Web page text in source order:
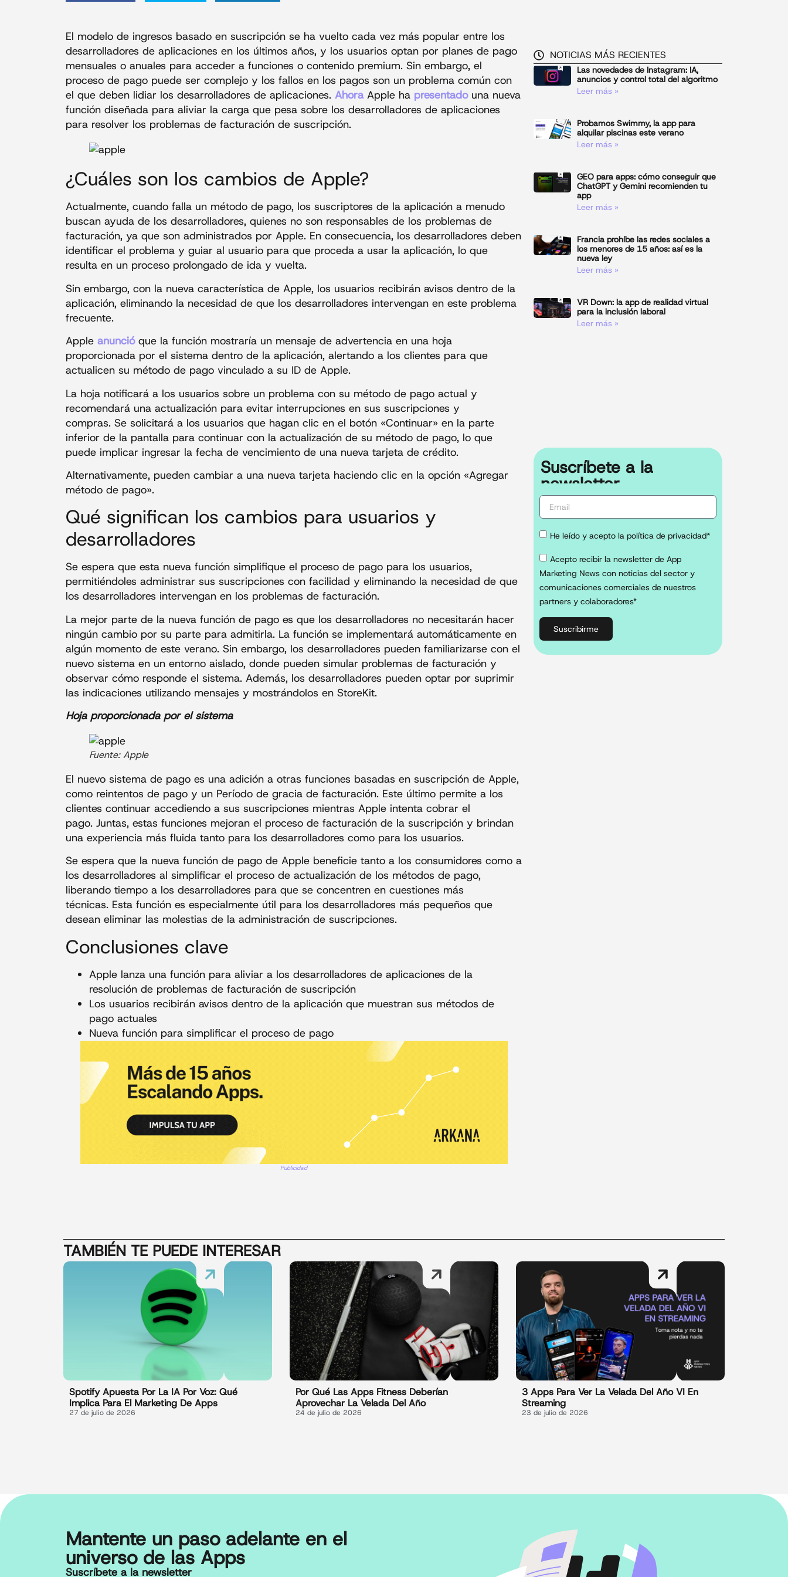
El modelo de ingresos basado en suscripción se ha vuelto cada vez más popular entre los
desarrolladores de aplicaciones en los últimos años, y los usuarios optan por planes de pago
mensuales o anuales para acceder a funciones o contenido premium. Sin embargo, el
proceso de pago puede ser complejo y los fallos en los pagos son un problema común con
el que deben lidiar los desarrolladores de aplicaciones. Ahora Apple ha presentadouna nueva
función diseñada para aliviar la carga que pesa sobre los desarrolladores de aplicaciones
para resolver los problemas de facturación de suscripción.
¿Cuáles son los cambios de Apple?
Actualmente, cuando falla un método de pago, los suscriptores de la aplicación a menudo
buscan ayuda de los desarrolladores, quienes no son responsables de los problemas de
facturación, ya que son administrados por Apple. En consecuencia, los desarrolladores deben
identificar el problema y guiar al usuario para que proceda a usar la aplicación, lo que
resulta en un proceso prolongado de ida y vuelta.
Sin embargo, con la nueva característica de Apple, los usuarios recibirán avisos dentro de la
aplicación, eliminando la necesidad de que los desarrolladores intervengan en este problema
frecuente.
Apple anuncióque la función mostraría un mensaje de advertencia en una hoja
proporcionada por el sistema dentro de la aplicación, alertando a los clientes para que
actualicen su método de pago vinculado a su ID de Apple.
La hoja notificará a los usuarios sobre un problema con su método de pago actual y
recomendará una actualización para evitar interrupciones en sus suscripciones y
compras. Se solicitará a los usuarios que hagan clic en el botón «Continuar» en la parte
inferior de la pantalla para continuar con la actualización de su método de pago, lo que
puede implicar ingresar la fecha de vencimiento de una nueva tarjeta de crédito.
Alternativamente, pueden cambiar a una nueva tarjeta haciendo clic en la opción «Agregar
método de pago».
Qué significan los cambios para usuarios y
desarrolladores
Se espera que esta nueva función simplifique el proceso de pago para los usuarios,
permitiéndoles administrar sus suscripciones con facilidad y eliminando la necesidad de que
los desarrolladores intervengan en los problemas de facturación.
La mejor parte de la nueva función de pago es que los desarrolladores no necesitarán hacer
ningún cambio por su parte para admitirla. La función se implementará automáticamente en
algún momento de este verano. Sin embargo, los desarrolladores pueden familiarizarse con el
nuevo sistema en un entorno aislado, donde pueden simular problemas de facturación y
observar cómo responde el sistema. Además, los desarrolladores pueden optar por suprimir
las indicaciones utilizando mensajes y mostrándolos en StoreKit.
Hoja proporcionada por el sistema
Fuente: Apple
El nuevo sistema de pago es una adición a otras funciones basadas en suscripción de Apple,
como reintentos de pago y un Período de gracia de facturación. Este último permite a los
clientes continuar accediendo a sus suscripciones mientras Apple intenta cobrar el
pago. Juntas, estas funciones mejoran el proceso de facturación de la suscripción y brindan
una experiencia más fluida tanto para los desarrolladores como para los usuarios.
Se espera que la nueva función de pago de Apple beneficie tanto a los consumidores como a
los desarrolladores al simplificar el proceso de actualización de los métodos de pago,
liberando tiempo a los desarrolladores para que se concentren en cuestiones más
técnicas. Esta función es especialmente útil para los desarrolladores más pequeños que
desean eliminar las molestias de la administración de suscripciones.
Conclusiones clave
Apple lanza una función para aliviar a los desarrolladores de aplicaciones de la
resolución de problemas de facturación de suscripción
Los usuarios recibirán avisos dentro de la aplicación que muestran sus métodos de
pago actuales
Nueva función para simplificar el proceso de pago
Publicidad
NOTICIAS MÁS RECIENTES
Las novedades de Instagram: IA,
anuncios y control total del algoritmo
Leer más »
Probamos Swimmy, la app para
alquilar piscinas este verano
Leer más »
GEO para apps: cómo conseguir que
ChatGPT y Gemini recomienden tu
app
Leer más »
Francia prohíbe las redes sociales a
los menores de 15 años: así es la
nueva ley
Leer más »
VR Down: la app de realidad virtual
para la inclusión laboral
Leer más »
Suscríbete a la
newsletter
He leído y acepto la política de privacidad*
Acepto recibir la newsletter de App
Marketing News con noticias del sector y
comunicaciones comerciales de nuestros
partners y colaboradores*
Suscribirme
TAMBIÉN TE PUEDE INTERESAR
Spotify Apuesta Por La IA Por Voz: Qué
Implica Para El Marketing De Apps
27 de julio de 2026
Por Qué Las Apps Fitness Deberían
Aprovechar La Velada Del Año
24 de julio de 2026
3 Apps Para Ver La Velada Del Año VI En
Streaming
23 de julio de 2026
Mantente un paso adelante en el
universo de las Apps
Suscríbete a la newsletter